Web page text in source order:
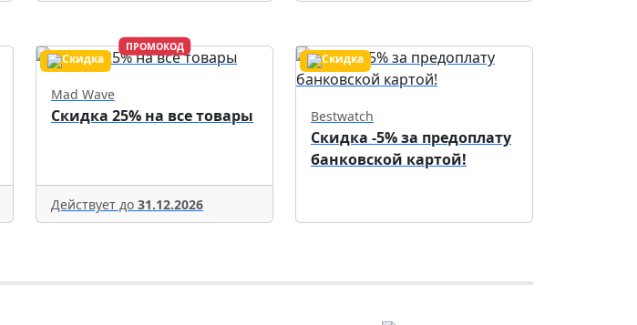
ПРОМОКОД
Mad Wave
Скидка 25% на все товары
Действует до 31.12.2026
Bestwatch
Скидка -5% за предоплату
банковской картой!